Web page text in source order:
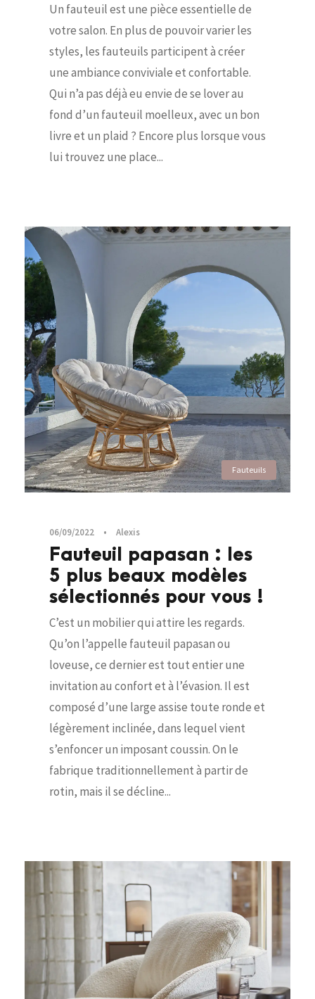
Un fauteuil est une pièce essentielle de
votre salon. En plus de pouvoir varier les
styles, les fauteuils participent à créer
une ambiance conviviale et confortable.
Qui n’a pas déjà eu envie de se lover au
fond d’un fauteuil moelleux, avec un bon
livre et un plaid ? Encore plus lorsque vous
lui trouvez une place...
Fauteuils
06/09/2022 • Alexis
Fauteuil papasan : les
5 plus beaux modèles
sélectionnés pour vous !
C’est un mobilier qui attire les regards.
Qu’on l’appelle fauteuil papasan ou
loveuse, ce dernier est tout entier une
invitation au confort et à l’évasion. Il est
composé d’une large assise toute ronde et
légèrement inclinée, dans lequel vient
s’enfoncer un imposant coussin. On le
fabrique traditionnellement à partir de
rotin, mais il se décline...